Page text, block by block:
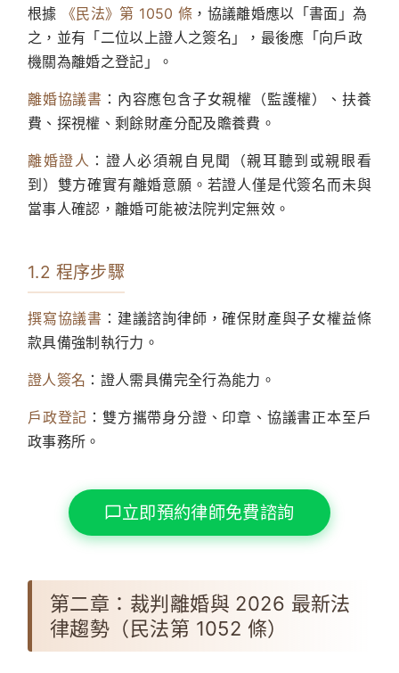
根據 《民法》第 1050 條 ，協議離婚應以「書面」為
之，並有「二位以上證人之簽名」，最後應「向戶政
機關為離婚之登記」。
離婚協議書 ：內容應包含子女親權（監護權）、扶養
費、探視權、剩餘財產分配及贍養費。
離婚證人 ：證人必須親自見聞（親耳聽到或親眼看
到）雙方確實有離婚意願。若證人僅是代簽名而未與
當事人確認，離婚可能被法院判定無效。
1.2 程序步驟
撰寫協議書 ：建議諮詢律師，確保財產與子女權益條
款具備強制執行力。
證人簽名 ：證人需具備完全行為能力。
戶政登記 ：雙方攜帶身分證、印章、協議書正本至戶
政事務所。
立即預約律師免費諮詢
第二章：裁判離婚與 2026 最新法
律趨勢（民法第 1052 條）